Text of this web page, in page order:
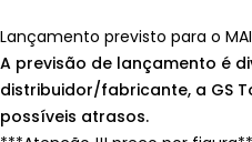
Lançamento previsto para o
A previsão de lançamento é
distribuidor/fabricante, a GS
possíveis atrasos.